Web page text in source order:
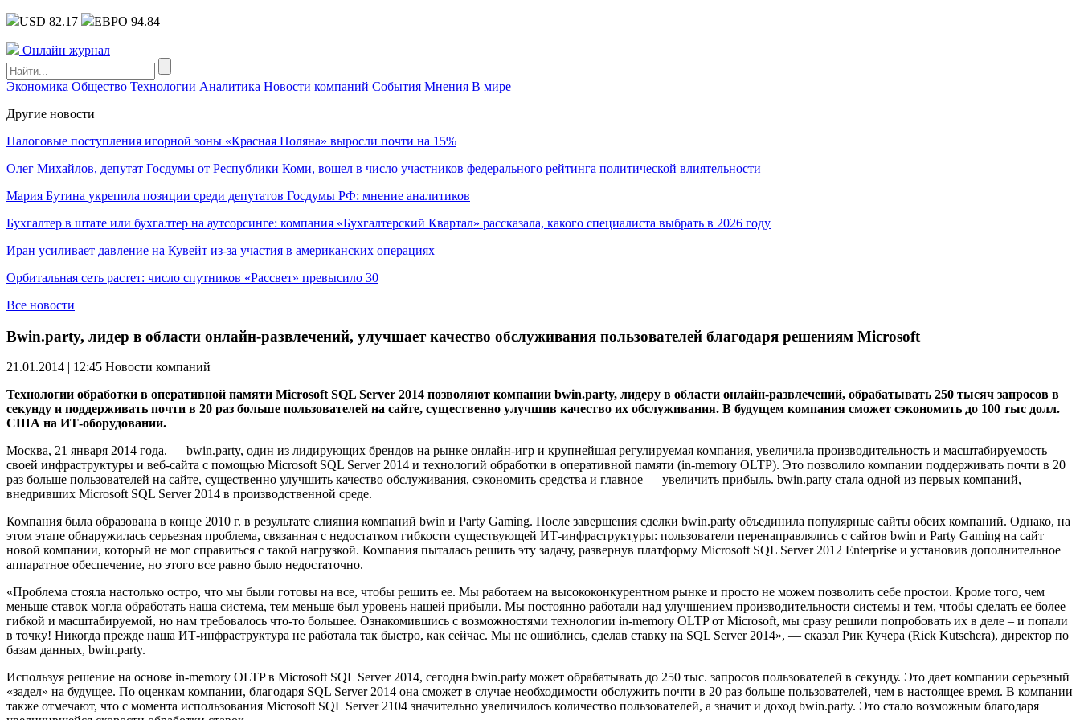
USD 82.17 ЕВРО 94.84
Онлайн журнал
Экономика Общество Технологии Аналитика Новости компаний События Мнения В мире
Другие новости
Налоговые поступления игорной зоны «Красная Поляна» выросли почти на 15%
Олег Михайлов, депутат Госдумы от Республики Коми, вошел в число участников федерального рейтинга политической влиятельности
Мария Бутина укрепила позиции среди депутатов Госдумы РФ: мнение аналитиков
Бухгалтер в штате или бухгалтер на аутсорсинге: компания «Бухгалтерский Квартал» рассказала, какого специалиста выбрать в 2026 году
Иран усиливает давление на Кувейт из-за участия в американских операциях
Орбитальная сеть растет: число спутников «Рассвет» превысило 30
Все новости
Bwin.party, лидер в области онлайн-развлечений, улучшает качество обслуживания пользователей благодаря решениям Microsoft
21.01.2014 | 12:45 Новости компаний
Технологии обработки в оперативной памяти Microsoft SQL Server 2014 позволяют компании bwin.party, лидеру в области онлайн-развлечений, обрабатывать 250 тысяч запросов в
секунду и поддерживать почти в 20 раз больше пользователей на сайте, существенно улучшив качество их обслуживания. В будущем компания сможет сэкономить до 100 тыс долл.
США на ИТ-оборудовании.
Москва, 21 января 2014 года. — bwin.party, один из лидирующих брендов на рынке онлайн-игр и крупнейшая регулируемая компания, увеличила производительность и масштабируемость
своей инфраструктуры и веб-сайта с помощью Microsoft SQL Server 2014 и технологий обработки в оперативной памяти (in-memory OLTP). Это позволило компании поддерживать почти в 20
раз больше пользователей на сайте, существенно улучшить качество обслуживания, сэкономить средства и главное — увеличить прибыль. bwin.party стала одной из первых компаний,
внедривших Microsoft SQL Server 2014 в производственной среде.
Компания была образована в конце 2010 г. в результате слияния компаний bwin и Party Gaming. После завершения сделки bwin.party объединила популярные сайты обеих компаний. Однако, на
этом этапе обнаружилась серьезная проблема, связанная с недостатком гибкости существующей ИТ-инфраструктуры: пользователи перенаправлялись с сайтов bwin и Party Gaming на сайт
новой компании, который не мог справиться с такой нагрузкой. Компания пыталась решить эту задачу, развернув платформу Microsoft SQL Server 2012 Enterprise и установив дополнительное
аппаратное обеспечение, но этого все равно было недостаточно.
«Проблема стояла настолько остро, что мы были готовы на все, чтобы решить ее. Мы работаем на высококонкурентном рынке и просто не можем позволить себе простои. Кроме того, чем
меньше ставок могла обработать наша система, тем меньше был уровень нашей прибыли. Мы постоянно работали над улучшением производительности системы и тем, чтобы сделать ее более
гибкой и масштабируемой, но нам требовалось что-то большее. Ознакомившись с возможностями технологии in-memory OLTP от Microsoft, мы сразу решили попробовать их в деле – и попали
в точку! Никогда прежде наша ИТ-инфраструктура не работала так быстро, как сейчас. Мы не ошиблись, сделав ставку на SQL Server 2014», — сказал Рик Кучера (Rick Kutschera), директор по
базам данных, bwin.party.
Используя решение на основе in-memory OLTP в Microsoft SQL Server 2014, сегодня bwin.party может обрабатывать до 250 тыс. запросов пользователей в секунду. Это дает компании серьезный
«задел» на будущее. По оценкам компании, благодаря SQL Server 2014 она сможет в случае необходимости обслужить почти в 20 раз больше пользователей, чем в настоящее время. В компании
также отмечают, что с момента использования Microsoft SQL Server 2104 значительно увеличилось количество пользователей, а значит и доход bwin.party. Это стало возможным благодаря